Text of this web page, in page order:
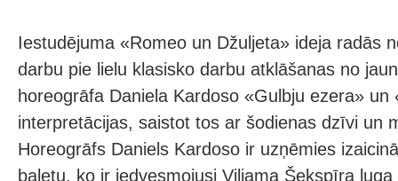
Iestudējuma «Romeo un Džuljeta» ideja radās
darbu pie lielu klasisko darbu atklāšanas no
horeogrāfa Daniela Kardoso «Gulbju ezera» un
interpretācijas, saistot tos ar šodienas dzīvi un
Horeogrāfs Daniels Kardoso ir uzņēmies
baletu, ko ir iedvesmojusi Viljama Šekspīra